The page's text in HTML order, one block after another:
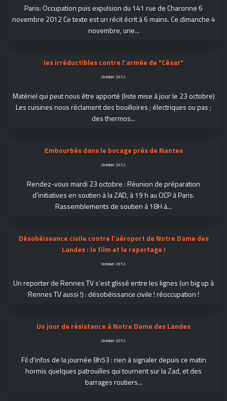
Paris: Occupation puis expulsion du 141 rue de Charonne 6
novembre 2012 Ce texte est un récit écrit à 6 mains. Ce dimanche 4
novembre, une...
les irréductibles contre l’armée de "César"
October 2012
Matériel qui peut nous être apporté (liste mise à jour le 23 octobre)
Les cuisines nous réclament des bouilloires ; électriques ou pas ;
des thermos...
Embourbés dans le bocage près de Nantes
October 2012
Rendez-vous mardi 23 octobre : Réunion de préparation
d’initiatives en soutien à la ZAD, à 19 h au CICP à Paris.
Rassemblements de soutien à 18H à...
Désobéissance civile contre l’aéroport de Notre Dame des
Landes : le film et le reportage !
October 2012
Un reporter de Rennes TV s’est glissé entre les lignes (un big up à
Rennes TV aussi !) : désobéissance civile ! réoccupation !
Un jour de résistance à Notre Dame des Landes
October 2012
Fil d’infos de la journée 8h53 : rien à signaler depuis ce matin
hormis quelques patrouilles qui tournent sur la Zad, et des
barrages routiers...